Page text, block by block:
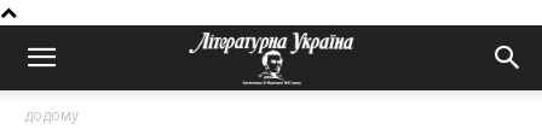
додому